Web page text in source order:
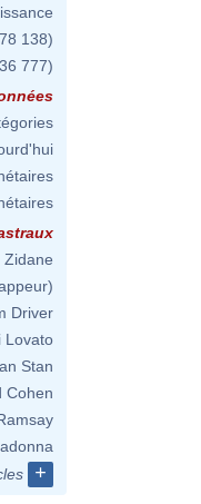
138)
777)
Zidane
Driver
Lovato
Stan
Cohen
+